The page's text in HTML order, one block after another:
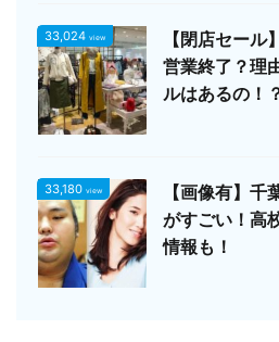
33,024 view
【閉店セー
営業終了？理
ルはあるの！
33,180 view
【画像有】
がすごい！高
情報も！